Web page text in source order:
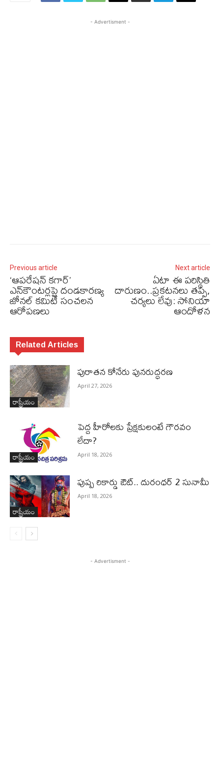
- Advertisment -
Previous article
‘ఆపరేషన్ కగార్’
ఎన్‌కౌంటర్లపై దండకారణ్య
జోనల్ కమిటీ సంచలన
ఆరోపణలు
Next article
ఏటా ఈ పరిస్థితి
దారుణం..ప్రకటనలు తప్ప,
చర్యలు లేవు: సోనియా
ఆందోళన
Related Articles
రాష్ట్రీయం
పురాత‌న కోనేరు పున‌రుద్ధ‌ర‌ణ
April 27, 2026
రాష్ట్రీయం
పెద్ద హీరోల‌కు ప్రేక్ష‌కులంటే గౌర‌వం
లేదా?
April 18, 2026
రాష్ట్రీయం
పుష్ప రికార్డు ఔట్‌.. దురంధ‌ర్ 2 సునామీ
April 18, 2026
- Advertisment -